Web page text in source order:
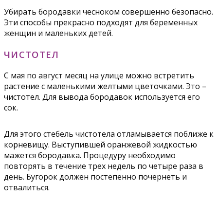
Убирать бородавки чесноком совершенно безопасно.
Эти способы прекрасно подходят для беременных
женщин и маленьких детей.
ЧИСТОТЕЛ
С мая по август месяц на улице можно встретить
растение с маленькими желтыми цветочками. Это –
чистотел. Для вывода бородавок используется его
сок.
Для этого стебель чистотела отламывается поближе к
корневищу. Выступившей оранжевой жидкостью
мажется бородавка. Процедуру необходимо
повторять в течение трех недель по четыре раза в
день. Бугорок должен постепенно почернеть и
отвалиться.